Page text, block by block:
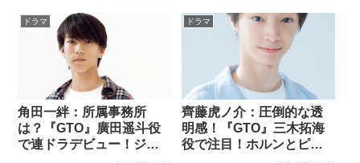
ドラマ
角田一絆：所属事務所
は？『GTO』廣田遥斗役
で連ドラデビュー！ジュ
ドラマ
齊藤虎ノ介：圧倒的な透
明感！『GTO』三木拓海
役で注目！ホルンとピア